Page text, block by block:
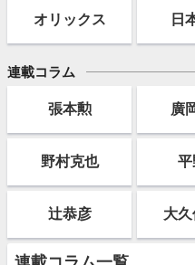
オリックス 日
連載コラム
張本勲 廣
野村克也 平
辻恭彦 大